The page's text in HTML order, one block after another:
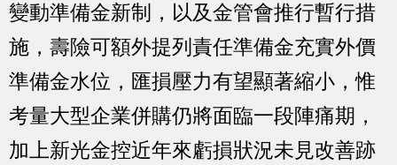
變動準備金新制，以及金管會推行暫行措
施，壽險可額外提列責任準備金充實外價
準備金水位，匯損壓力有望顯著縮小，惟
考量大型企業併購仍將面臨一段陣痛期，
加上新光金控近年來虧損狀況未見改善跡